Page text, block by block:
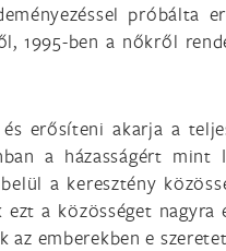
próbálta
1995-ben a nőkről
erősíteni akarja a
a házasságért
a keresztény
a közösséget nagyra
emberekben e